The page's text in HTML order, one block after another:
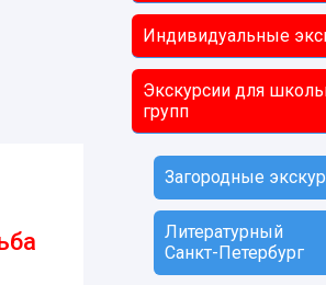
Индивидуальные
Экскурсии для
групп
Загородные
Литературный
Санкт-Петербург